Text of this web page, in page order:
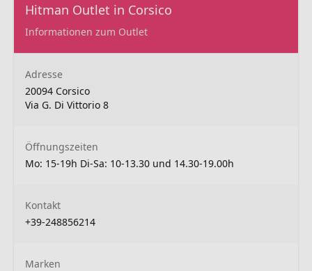
Hitman Outlet in Corsico
Informationen zum Outlet
Adresse
20094 Corsico
Via G. Di Vittorio 8
Öffnungszeiten
Mo: 15-19h Di-Sa: 10-13.30 und 14.30-19.00h
Kontakt
+39-248856214
Marken